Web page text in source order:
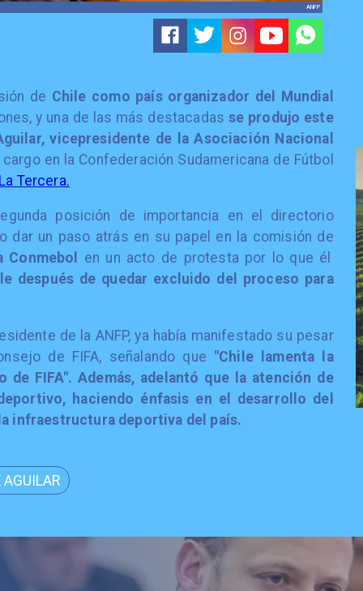
ANFP
de Chile como país organizador del Mundial
y una de las más destacadas se produjo este
vicepresidente de la Asociación Nacional
cargo en la Confederación Sudamericana de Fútbol
Tercera.
posición de importancia en el directorio
dar un paso atrás en su papel en la comisión de
Conmebol en un acto de protesta por lo que él
después de quedar excluido del proceso para
de la ANFP, ya había manifestado su pesar
de FIFA, señalando que "Chile lamenta la
FIFA". Además, adelantó que la atención de
haciendo énfasis en el desarrollo del
infraestructura deportiva del país.
AGUILAR